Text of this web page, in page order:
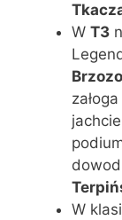
W T3
załoga
W